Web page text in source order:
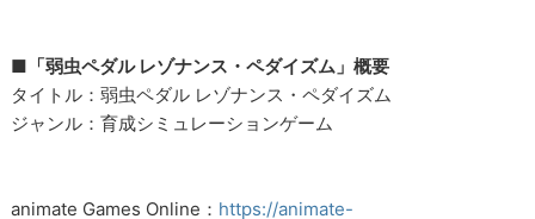
■「弱虫ペダル レゾナンス・ペダイズム」概要
タイトル：弱虫ペダル レゾナンス・ペダイズム
ジャンル：育成シミュレーションゲーム
animate Games Online： https://animate-